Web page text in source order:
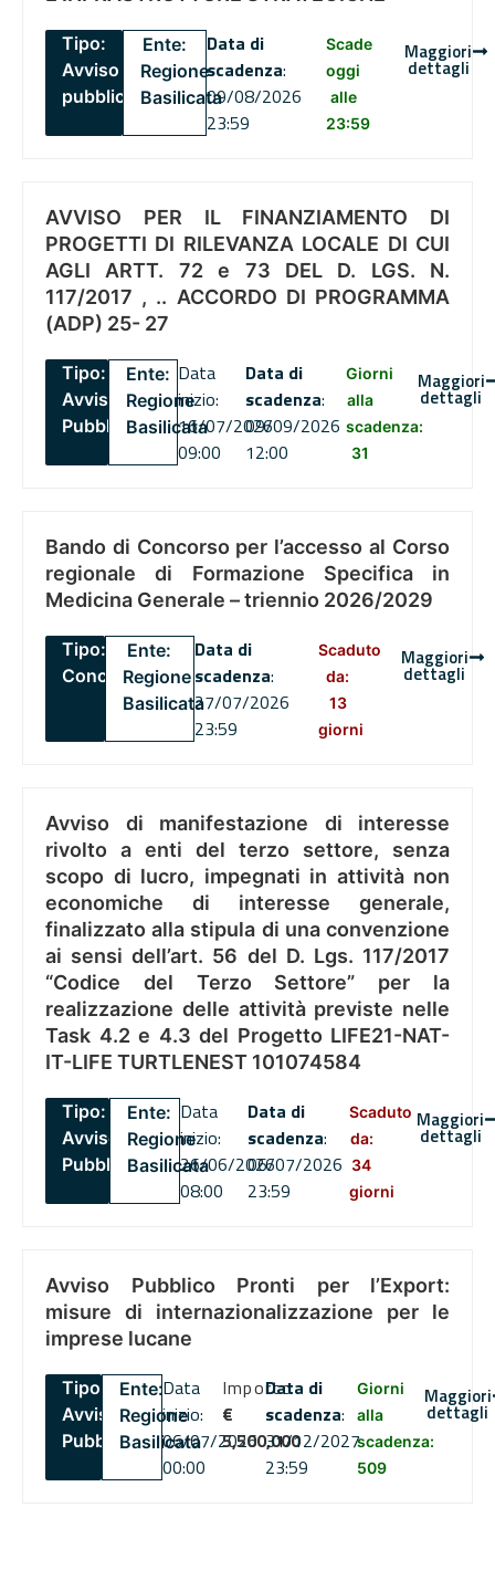
Tipo:
Avviso
pubblico
Ente:
Regione
Basilicata
Data di
scadenza:
09/08/2026
23:59
Scade
oggi
alle
23:59
Maggiori
dettagli
AVVISO PER IL FINANZIAMENTO DI
PROGETTI DI RILEVANZA LOCALE DI CUI
AGLI ARTT. 72 e 73 DEL D. LGS. N.
117/2017 , .. ACCORDO DI PROGRAMMA
(ADP) 25- 27
Tipo:
Avviso
Pubblico
Ente:
Regione
Basilicata
Data
inizio:
16/07/2026
09:00
Data di
scadenza:
09/09/2026
12:00
Giorni
alla
scadenza:
31
Maggiori
dettagli
Bando di Concorso per l’accesso al Corso
regionale di Formazione Specifica in
Medicina Generale – triennio 2026/2029
Tipo:
Concorsi
Ente:
Regione
Basilicata
Data di
scadenza:
27/07/2026
23:59
Scaduto
da:
13
giorni
Maggiori
dettagli
Avviso di manifestazione di interesse
rivolto a enti del terzo settore, senza
scopo di lucro, impegnati in attività non
economiche di interesse generale,
finalizzato alla stipula di una convenzione
ai sensi dell’art. 56 del D. Lgs. 117/2017
“Codice del Terzo Settore” per la
realizzazione delle attività previste nelle
Task 4.2 e 4.3 del Progetto LIFE21-NAT-
IT-LIFE TURTLENEST 101074584
Tipo:
Avviso
Pubblico
Ente:
Regione
Basilicata
Data
inizio:
26/06/2026
08:00
Data di
scadenza:
06/07/2026
23:59
Scaduto
da:
34
giorni
Maggiori
dettagli
Avviso Pubblico Pronti per l’Export:
misure di internazionalizzazione per le
imprese lucane
Tipo:
Avviso
Pubblico
Ente:
Regione
Basilicata
Data
inizio:
06/07/2026
00:00
Importo
€
5,500,000
Data di
scadenza:
31/12/2027
23:59
Giorni
alla
scadenza:
509
Maggiori
dettagli